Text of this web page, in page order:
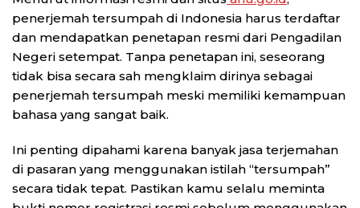
penerjemah tersumpah di Indonesia harus terdaftar
dan mendapatkan penetapan resmi dari Pengadilan
Negeri setempat. Tanpa penetapan ini, seseorang
tidak bisa secara sah mengklaim dirinya sebagai
penerjemah tersumpah meski memiliki kemampuan
bahasa yang sangat baik.
Ini penting dipahami karena banyak jasa terjemahan
di pasaran yang menggunakan istilah “tersumpah”
secara tidak tepat. Pastikan kamu selalu meminta